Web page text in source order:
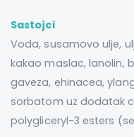
Sastojci
Voda, susamovo ulje,
kakao maslac, lanolin,
gaveza, ehinacea,
sorbatom uz dodatak
polygliceryl-3 esters